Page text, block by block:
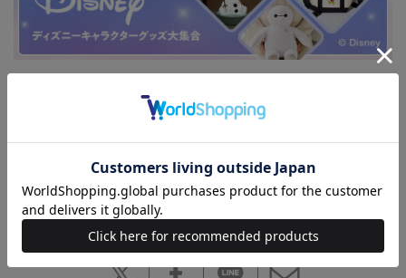
場。ラプンツェルのかわいくておしゃれなデザインがとっても素敵。ハ
ート形、たっぷりのマチ、ショルダー紐はアジャスター付きとクオリテ
ィにもとことんこだわりました。お散歩やお出かけなど、いろんなシー
グです。ラプンツェルのようなプリンセスになるための、プリンセスレ
ッスンブック付き。贈り物としてもおすすめです。
(C)2016 Disney